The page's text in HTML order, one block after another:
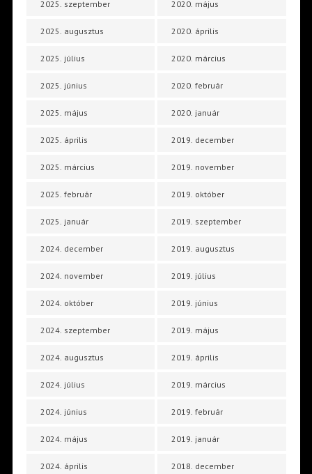
2025. szeptember
2025. augusztus
2025. július
2025. június
2025. május
2025. április
2025. március
2025. február
2025. január
2024. december
2024. november
2024. október
2024. szeptember
2024. augusztus
2024. július
2024. június
2024. május
2024. április
2020. május
2020. április
2020. március
2020. február
2020. január
2019. december
2019. november
2019. október
2019. szeptember
2019. augusztus
2019. július
2019. június
2019. május
2019. április
2019. március
2019. február
2019. január
2018. december